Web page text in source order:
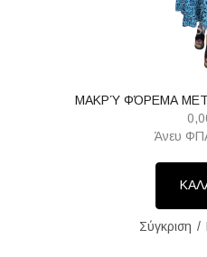
ΜΑΚΡΎ ΦΌΡΕΜΑ
Άνευ
Σύγκριση